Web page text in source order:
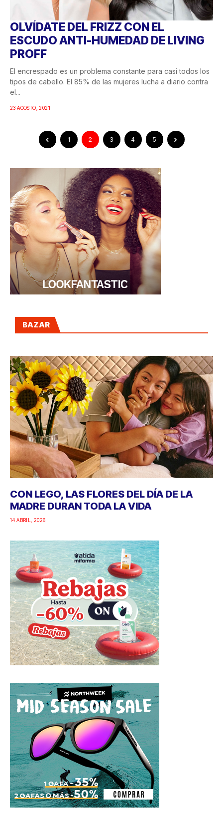
OLVÍDATE DEL FRIZZ CON EL
ESCUDO ANTI-HUMEDAD DE LIVING
PROFF
El encrespado es un problema constante para casi todos los
tipos de cabello. El 85% de las mujeres lucha a diario contra
el...
23 AGOSTO, 2021
1 2 3 4 5
BAZAR
CON LEGO, LAS FLORES DEL DÍA DE LA
MADRE DURAN TODA LA VIDA
14 ABRIL, 2026